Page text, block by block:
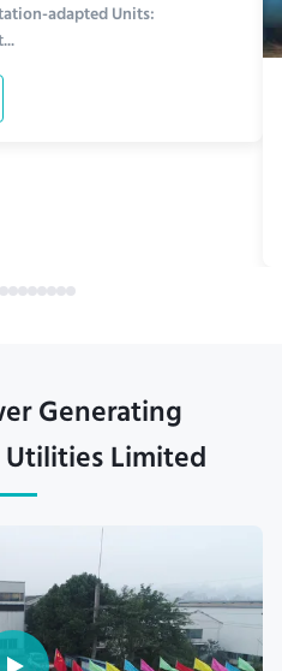
adapted Units:
Generating
Limited